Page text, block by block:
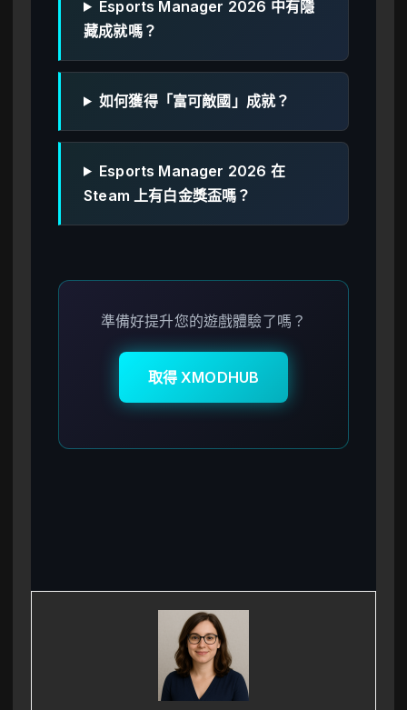
Esports Manager 2026 中有隱
藏成就嗎？
如何獲得「富可敵國」成就？
Esports Manager 2026 在
Steam 上有白金獎盃嗎？
準備好提升您的遊戲體驗了嗎？
取得 XMODHUB